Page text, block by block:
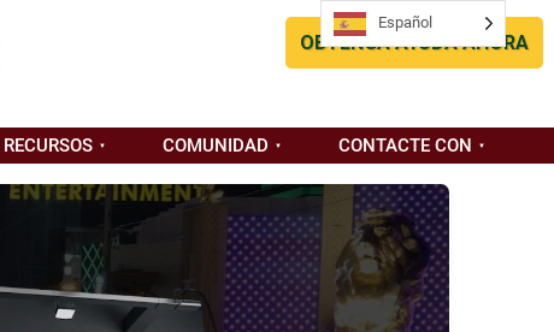
OBTENGA AYUDA AHORA
RECURSOS COMUNIDAD CONTACTE CON
Español
Español